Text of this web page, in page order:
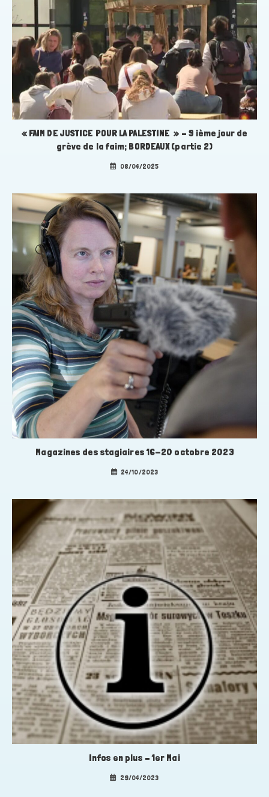
« FAIM DE JUSTICE POUR LA PALESTINE » – 9 ième jour de
grève de la faim; BORDEAUX (partie 2)
08/04/2025
Magazines des stagiaires 16-20 octobre 2023
24/10/2023
Infos en plus – 1er Mai
29/04/2023